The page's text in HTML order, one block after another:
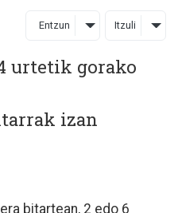
Entzun Itzuli
urtetik gorako
izan
bitartean, 2 edo 6